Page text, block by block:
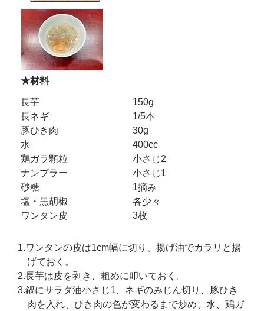
★材料
長芋
150g
長ネギ
1/5本
豚ひき肉
30g
水
400cc
鶏ガラ顆粒
小さじ2
ナンプラー
小さじ1
砂糖
1摘み
塩・黒胡椒
各少々
ワンタン皮
3枚
1.ワンタンの皮は1cm幅に切り、揚げ油でカラリと揚
げておく。
2.長芋は皮を剥き、粗めに叩いておく。
3.鍋にサラダ油小さじ1、ネギのみじん切り、豚ひき
肉を入れ、ひき肉の色が変わるまで炒め、水、鶏ガ